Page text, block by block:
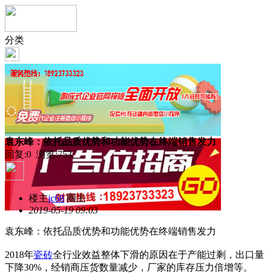
分类
袁东峰：依托品质优势和功能优势在终端销售发力
回复:0 浏览:753
楼主jc68圈主
2019-05-19 09:03
袁东峰：依托品质优势和功能优势在终端销售发力
2018年瓷砖全行业效益整体下滑的原因在于产能过剩，出口量
下降30%，经销商压货数量减少，厂家的库存压力倍增等。